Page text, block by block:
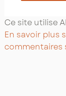
Ce site utilise
En savoir plus
commentaires